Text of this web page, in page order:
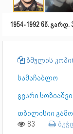
1954-1992 წწ.
ბმულის
სამაჩაბლო
გვარი
თბილისიი
83